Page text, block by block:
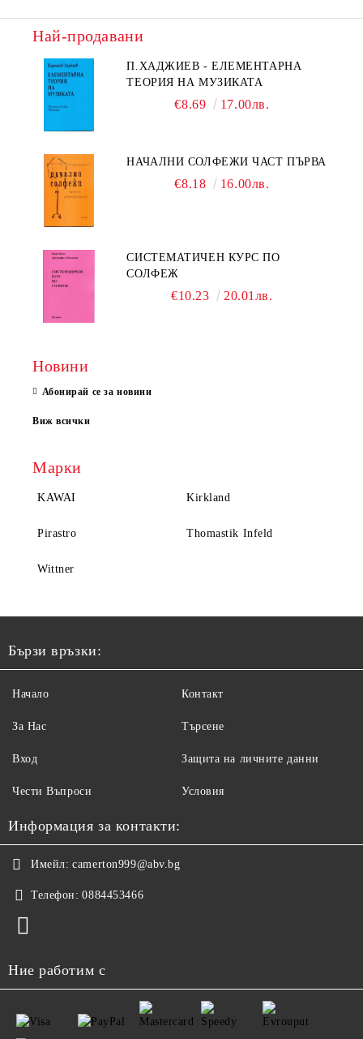
Най-продавани
П.ХАДЖИЕВ - ЕЛЕМЕНТАРНА
ТЕОРИЯ НА МУЗИКАТА
€8.69 17.00лв.
НАЧАЛНИ СОЛФЕЖИ ЧАСТ ПЪРВА
€8.18 16.00лв.
СИСТЕМАТИЧЕН КУРС ПО
СОЛФЕЖ
€10.23 20.01лв.
Новини
Абонирай се за новини
Виж всички
Марки
KAWAI Kirkland
Pirastro Thomastik Infeld
Wittner
Бързи връзки:
Начало
За Нас
Вход
Чести Въпроси
Контакт
Търсене
Защита на личните данни
Условия
Информация за контакти:
Имейл: camerton999@abv.bg
Телефон: 0884453466
Ние работим с